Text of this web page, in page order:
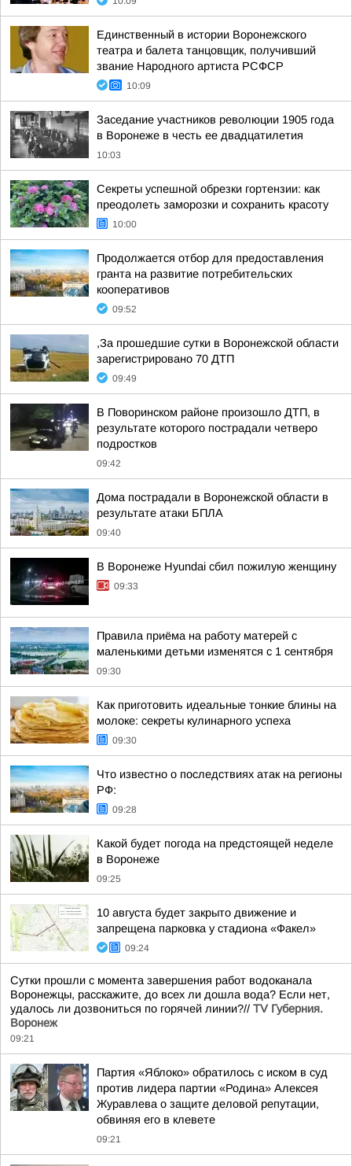
Единственный в истории Воронежского
театра и балета танцовщик, получивший
звание Народного артиста РСФСР
10:09
Заседание участников революции 1905 года
в Воронеже в честь ее двадцатилетия
10:03
Секреты успешной обрезки гортензии: как
преодолеть заморозки и сохранить красоту
10:00
Продолжается отбор для предоставления
гранта на развитие потребительских
кооперативов
09:52
,За прошедшие сутки в Воронежской области
зарегистрировано 70 ДТП
09:49
В Поворинском районе произошло ДТП, в
результате которого пострадали четверо
подростков
09:42
Дома пострадали в Воронежской области в
результате атаки БПЛА
09:40
В Воронеже Hyundai сбил пожилую женщину
09:33
Правила приёма на работу матерей с
маленькими детьми изменятся с 1 сентября
09:30
Как приготовить идеальные тонкие блины на
молоке: секреты кулинарного успеха
09:30
Что известно о последствиях атак на регионы
РФ:
09:28
Какой будет погода на предстоящей неделе
в Воронеже
09:25
10 августа будет закрыто движение и
запрещена парковка у стадиона «Факел»
09:24
Сутки прошли с момента завершения работ водоканала
Воронежцы, расскажите, до всех ли дошла вода? Если нет,
удалось ли дозвониться по горячей линии?// TV Губерния.
Воронеж
09:21
Партия «Яблоко» обратилось с иском в суд
против лидера партии «Родина» Алексея
Журавлева о защите деловой репутации,
обвиняя его в клевете
09:21